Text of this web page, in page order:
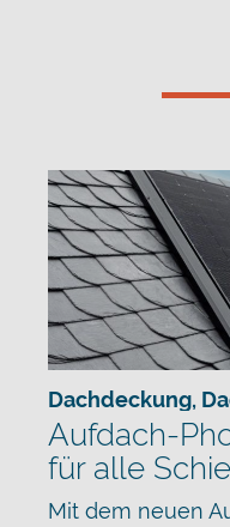
Dachdeckung,
Aufdach-
für alle
Mit dem neuen